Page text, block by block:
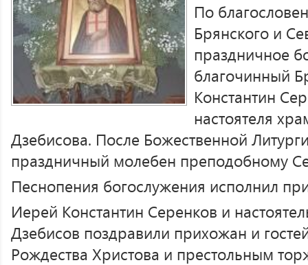
По
Брянского и
праздничное
благочинный
Константин
настоятеля
Дзебисова. После Божественной
праздничный молебен преподобному
Песнопения богослужения исполнил
Иерей Константин Серенков и
Дзебисов поздравили прихожан и
Рождества Христова и престольным